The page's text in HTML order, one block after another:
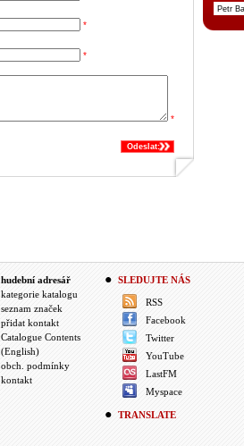
*
*
*
Odeslat:
hudební adresář
kategorie katalogu
seznam značek
přidat kontakt
Catalogue Contents
(English)
obch. podmínky
kontakt
SLEDUJTE NÁS
RSS
Facebook
Twitter
YouTube
LastFM
Myspace
TRANSLATE